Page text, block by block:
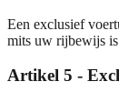
Een exclusief
mits uw rijbewijs is
Artikel 5 -